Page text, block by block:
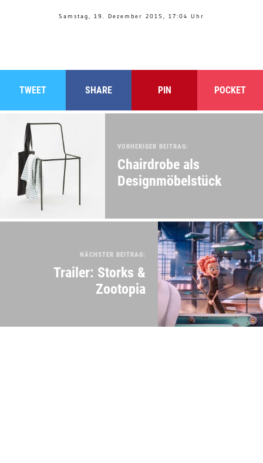
Samstag, 19. Dezember 2015, 17:04 Uhr
TWEET SHARE PIN POCKET
VORHERIGER BEITRAG:
Chairdrobe als
Designmöbelstück
NÄCHSTER BEITRAG:
Trailer: Storks &
Zootopia